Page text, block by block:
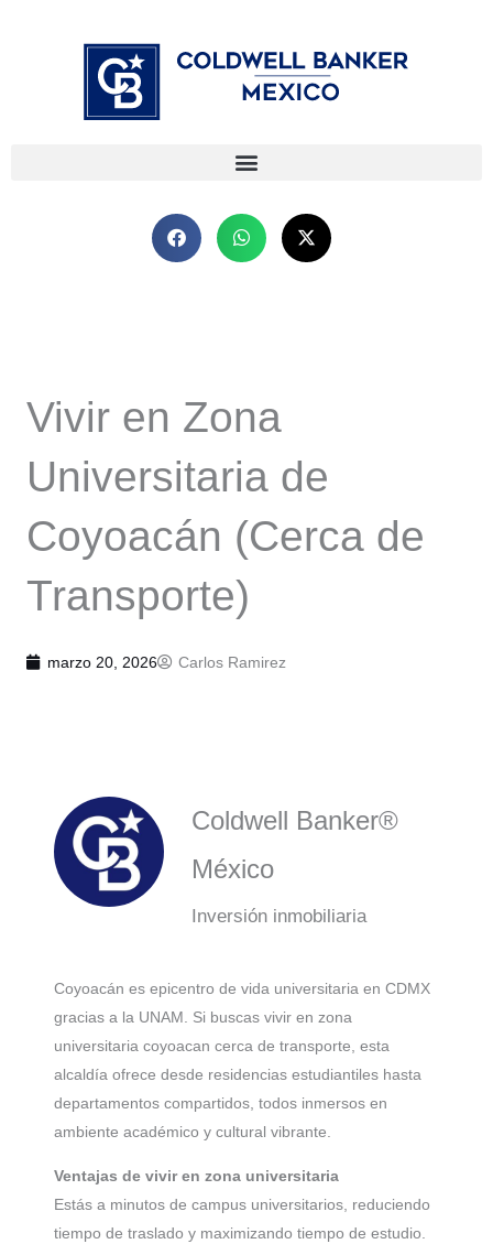
Vivir en Zona
Universitaria de
Coyoacán (Cerca de
Transporte)
marzo 20, 2026 Carlos Ramirez
Coldwell Banker®
México
Inversión inmobiliaria
Coyoacán es epicentro de vida universitaria en CDMX
gracias a la UNAM. Si buscas vivir en zona
universitaria coyoacan cerca de transporte, esta
alcaldía ofrece desde residencias estudiantiles hasta
departamentos compartidos, todos inmersos en
ambiente académico y cultural vibrante.
Ventajas de vivir en zona universitaria
Estás a minutos de campus universitarios, reduciendo
tiempo de traslado y maximizando tiempo de estudio.